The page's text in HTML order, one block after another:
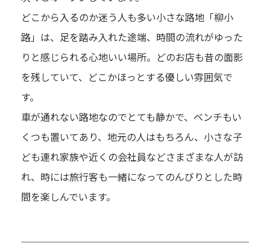
どこから入るのか迷う人も多い小さな路地「柳小
路」は、足を踏み入れた途端、時間の流れがゆった
りと感じられる心地いい場所。どのお店も昔の面影
を残していて、どこかほっとする優しい雰囲気で
す。
車が通れない路地なのでとても静かで、ベンチもい
くつも置いてあり、地元の人はもちろん、小さな子
ども連れ家族や近くの会社員などさまざまな人が訪
れ、時には旅行客も一緒になってのんびりとした時
間を楽しんでいます。